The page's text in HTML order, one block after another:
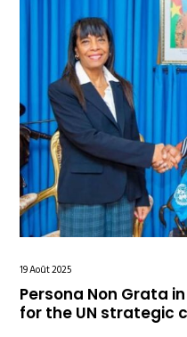
19 Août 2025
Persona Non Grata
for the UN strategic